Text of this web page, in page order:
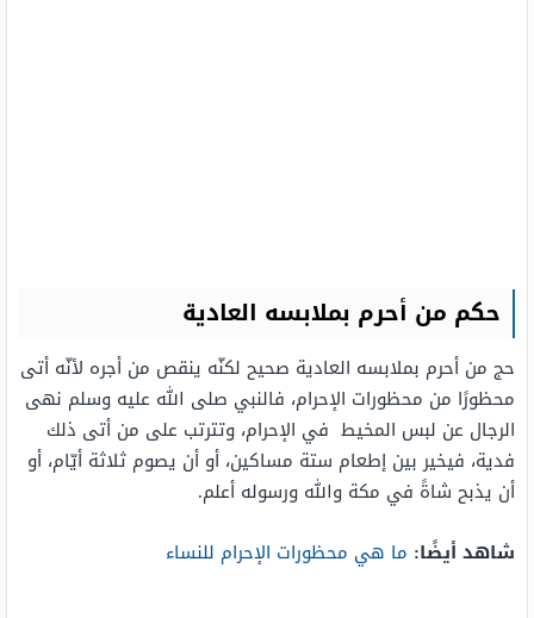
حكم من أحرم بملابسه العادية
حج من أحرم بملابسه العادية صحيح لكنّه ينقص من أجره لأنّه أتى
محظورًا من محظورات الإحرام، فالنبي صلى الله عليه وسلم نهى
الرجال عن لبس المخيط في الإحرام، وتترتب على من أتى ذلك
فدية، فيخير بين إطعام ستة مساكين، أو أن يصوم ثلاثة أيّام، أو
أن يذبح شاةً في مكة والله ورسوله أعلم.
شاهد أيضًا: ما هي محظورات الإحرام للنساء